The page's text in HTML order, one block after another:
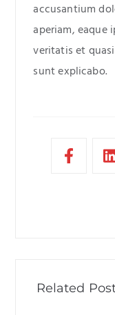
accusantium
aperiam, eaque
veritatis et
sunt explicabo.
Related